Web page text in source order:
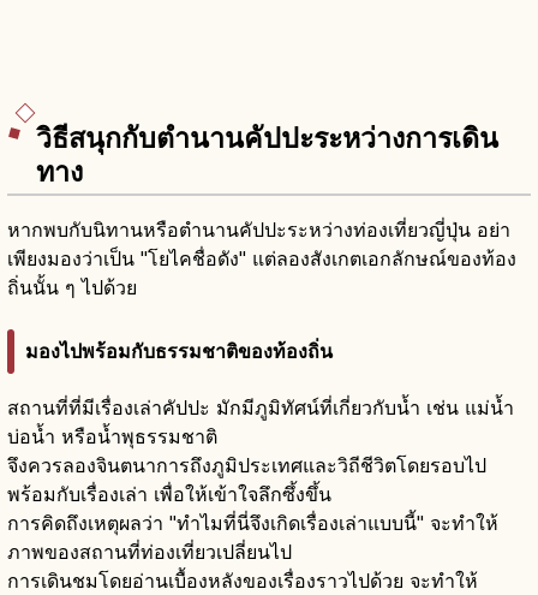
วิธีสนุกกับตำนานคัปปะระหว่างการเดิน
ทาง
หากพบกับนิทานหรือตำนานคัปปะระหว่างท่องเที่ยวญี่ปุ่น อย่า
เพียงมองว่าเป็น "โยไคชื่อดัง" แต่ลองสังเกตเอกลักษณ์ของท้อง
ถิ่นนั้น ๆ ไปด้วย
มองไปพร้อมกับธรรมชาติของท้องถิ่น
สถานที่ที่มีเรื่องเล่าคัปปะ มักมีภูมิทัศน์ที่เกี่ยวกับน้ำ เช่น แม่น้ำ
บ่อน้ำ หรือน้ำพุธรรมชาติ
จึงควรลองจินตนาการถึงภูมิประเทศและวิถีชีวิตโดยรอบไป
พร้อมกับเรื่องเล่า เพื่อให้เข้าใจลึกซึ้งขึ้น
การคิดถึงเหตุผลว่า "ทำไมที่นี่จึงเกิดเรื่องเล่าแบบนี้" จะทำให้
ภาพของสถานที่ท่องเที่ยวเปลี่ยนไป
การเดินชมโดยอ่านเบื้องหลังของเรื่องราวไปด้วย จะทำให้